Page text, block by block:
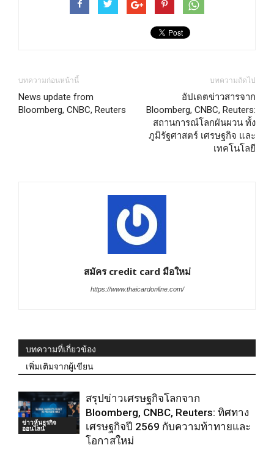
บทความก่อนหน้านี้
News update from
Bloomberg, CNBC, Reuters
บทความถัดไป
อัปเดตข่าวสารจาก
Bloomberg, CNBC, Reuters:
สถานการณ์โลกผันผวน ทั้ง
ภูมิรัฐศาสตร์ เศรษฐกิจ และ
เทคโนโลยี
สมัคร credit card มือใหม่
https://www.thaicardonline.com/
บทความที่เกี่ยวข้อง
เพิ่มเติมจากผู้เขียน
ข่าวหุ้นธุรกิจ
ออนไลน์
สรุปข่าวเศรษฐกิจโลกจาก
Bloomberg, CNBC, Reuters: ทิศทาง
เศรษฐกิจปี 2569 กับความท้าทายและ
โอกาสใหม่